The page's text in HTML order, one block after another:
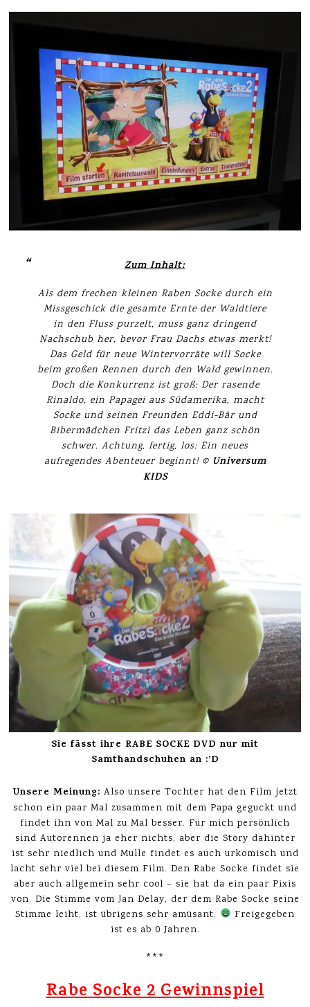
Zum Inhalt:
Als dem frechen kleinen Raben Socke durch ein
Missgeschick die gesamte Ernte der Waldtiere
in den Fluss purzelt, muss ganz dringend
Nachschub her, bevor Frau Dachs etwas merkt!
Das Geld für neue Wintervorräte will Socke
beim großen Rennen durch den Wald gewinnen.
Doch die Konkurrenz ist groß: Der rasende
Rinaldo, ein Papagei aus Südamerika, macht
Socke und seinen Freunden Eddi-Bär und
Bibermädchen Fritzi das Leben ganz schön
schwer. Achtung, fertig, los: Ein neues
aufregendes Abenteuer beginnt! © Universum
KIDS
Sie fässt ihre RABE SOCKE DVD nur mit
Samthandschuhen an :’D
Unsere Meinung: Also unsere Tochter hat den Film jetzt
schon ein paar Mal zusammen mit dem Papa geguckt und
findet ihn von Mal zu Mal besser. Für mich persönlich
sind Autorennen ja eher nichts, aber die Story dahinter
ist sehr niedlich und Mulle findet es auch urkomisch und
lacht sehr viel bei diesem Film. Den Rabe Socke findet sie
aber auch allgemein sehr cool – sie hat da ein paar Pixis
von. Die Stimme vom Jan Delay, der dem Rabe Socke seine
Stimme leiht, ist übrigens sehr amüsant.
Freigegeben
ist es ab 0 Jahren.
***
Rabe Socke 2 Gewinnspiel